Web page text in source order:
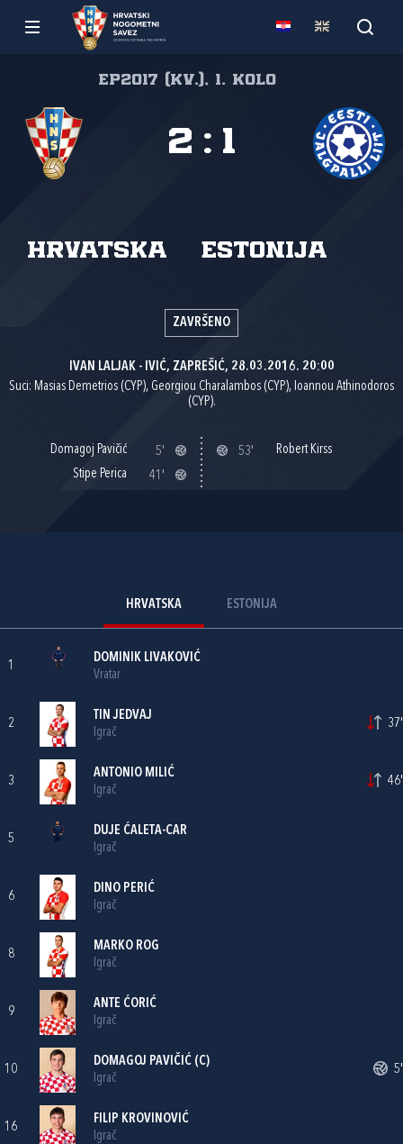
EP2017 (kv.), 1. kolo
Hrvatska Estonija
2 : 1
ZAVRŠENO
IVAN LALJAK - IVIĆ, ZAPREŠIĆ, 28.03.2016. 20:00
Suci: Masias Demetrios (CYP), Georgiou Charalambos (CYP), Ioannou Athinodoros
(CYP).
Domagoj Pavičić
5'
Stipe Perica
41'
53' Robert Kirss
HRVATSKA ESTONIJA
1
DOMINIK LIVAKOVIĆ
Vratar
2
TIN JEDVAJ
Igrač
37'
3
ANTONIO MILIĆ
Igrač
46'
5
DUJE ĆALETA-CAR
Igrač
6
DINO PERIĆ
Igrač
8
MARKO ROG
Igrač
9
ANTE ĆORIĆ
Igrač
10
DOMAGOJ PAVIČIĆ (C)
Igrač
5'
16
FILIP KROVINOVIĆ
Igrač